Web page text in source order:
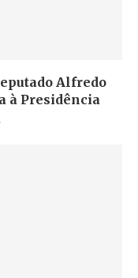
Alfredo
à Presidência